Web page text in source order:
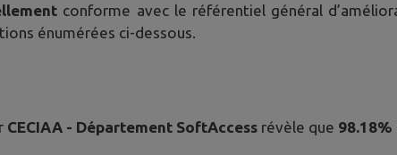
conforme avec le référentiel général
énumérées ci-dessous.
CECIAA - Département SoftAccess révèle que 98.18%